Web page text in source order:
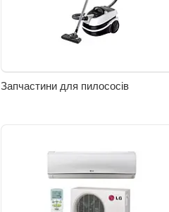
Запчастини для пилососів